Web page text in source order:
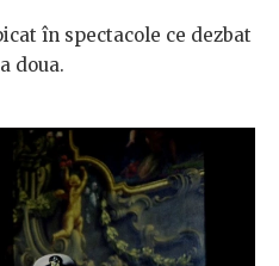
în spectacole ce dezbat
doua.